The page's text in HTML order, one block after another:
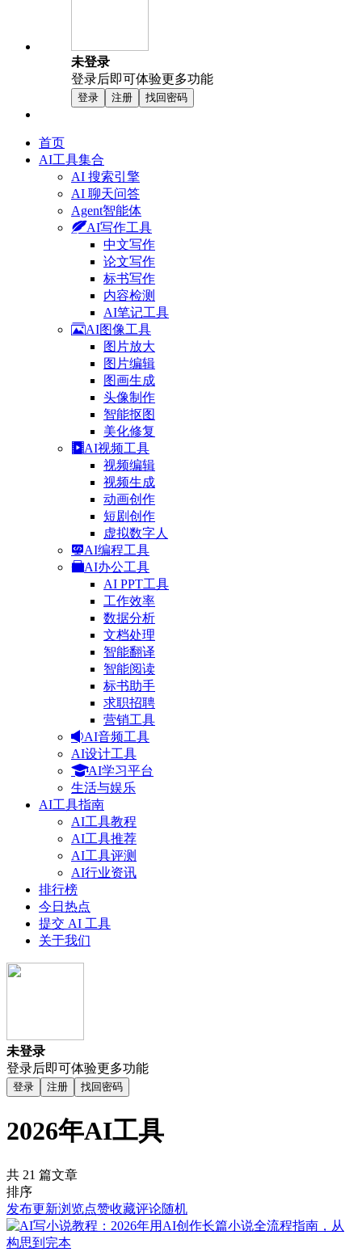
未登录
登录后即可体验更多功能
登录 注册 找回密码
首页
AI工具集合
AI 搜索引擎
AI 聊天问答
Agent智能体
AI写作工具
中文写作
论文写作
标书写作
内容检测
AI笔记工具
AI图像工具
图片放大
图片编辑
图画生成
头像制作
智能抠图
美化修复
AI视频工具
视频编辑
视频生成
动画创作
短剧创作
虚拟数字人
AI编程工具
AI办公工具
AI PPT工具
工作效率
数据分析
文档处理
智能翻译
智能阅读
标书助手
求职招聘
营销工具
AI音频工具
AI设计工具
AI学习平台
生活与娱乐
AI工具指南
AI工具教程
AI工具推荐
AI工具评测
AI行业资讯
排行榜
今日热点
提交 AI 工具
关于我们
未登录
登录后即可体验更多功能
登录 注册 找回密码
2026年AI工具
共 21 篇文章
排序
发布更新浏览点赞收藏评论随机